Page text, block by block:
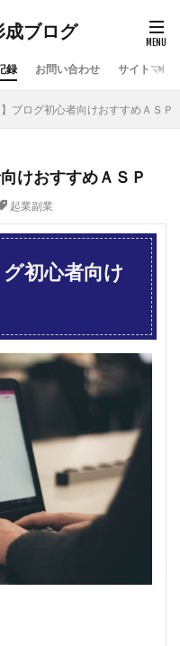
成ブログ
録 お問い合わせ サイトマッ
】ブログ初心者向けおすすめＡＳＰ
けおすすめＡＳＰ
起業副業
グ初心者向け